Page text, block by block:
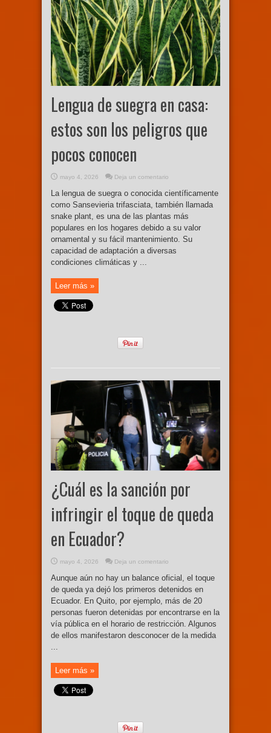
Lengua de suegra en casa:
estos son los peligros que
pocos conocen
mayo 4, 2026 Deja un comentario
La lengua de suegra o conocida científicamente
como Sansevieria trifasciata, también llamada
snake plant, es una de las plantas más
populares en los hogares debido a su valor
ornamental y su fácil mantenimiento. Su
capacidad de adaptación a diversas
condiciones climáticas y ...
Leer más »
¿Cuál es la sanción por
infringir el toque de queda
en Ecuador?
mayo 4, 2026 Deja un comentario
Aunque aún no hay un balance oficial, el toque
de queda ya dejó los primeros detenidos en
Ecuador. En Quito, por ejemplo, más de 20
personas fueron detenidas por encontrarse en la
vía pública en el horario de restricción. Algunos
de ellos manifestaron desconocer de la medida
...
Leer más »